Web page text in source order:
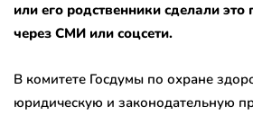
или его родственники сделали
через СМИ или соцсети.
В комитете Госдумы по охране
юридическую и законодательную